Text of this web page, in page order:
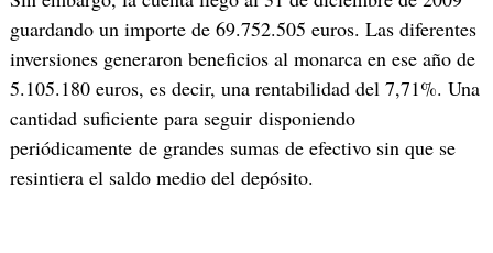
guardando un importe de 69.752.505 euros. Las diferentes
inversiones generaron beneficios al monarca en ese año de
5.105.180 euros, es decir, una rentabilidad del 7,71%. Una
cantidad suficiente para seguir disponiendo
periódicamente de grandes sumas de efectivo sin que se
resintiera el saldo medio del depósito.